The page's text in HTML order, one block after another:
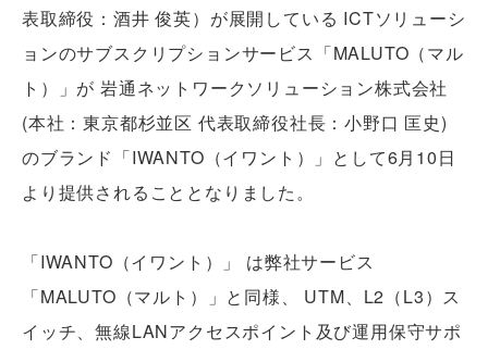
表取締役：酒井 俊英）が展開している ICTソリューシ
ョンのサブスクリプションサービス「MALUTO（マル
ト）」が 岩通ネットワークソリューション株式会社
(本社：東京都杉並区 代表取締役社長：小野口 匡史)
のブランド「IWANTO（イワント）」として6月10日
より提供されることとなりました。
「IWANTO（イワント）」 は弊社サービス
「MALUTO（マルト）」と同様、 UTM、L2（L3）ス
イッチ、無線LANアクセスポイント及び運用保守サポ